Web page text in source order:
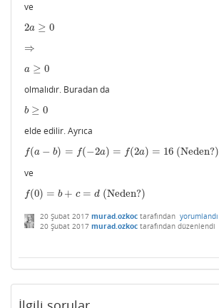
ve
2a ≥ 0
2a≥0
⇒
⇒
a ≥ 0
a≥0
olmalıdır. Buradan da
b ≥ 0
b≥0
elde edilir. Ayrıca
f(a − b) = f(−2a) = f(2a) = 16 (Neden?)
f( a− )=f(−2a) =f(2 a)=16 (Neden?)
ve
f(0) = b + c = d (Neden?)
f(0 )=b+ c= d( Neden?)
20 Şubat 2017 murad.ozkoc tarafından yorumlandı
20 Şubat 2017 murad.ozkoc tarafından düzenlendi